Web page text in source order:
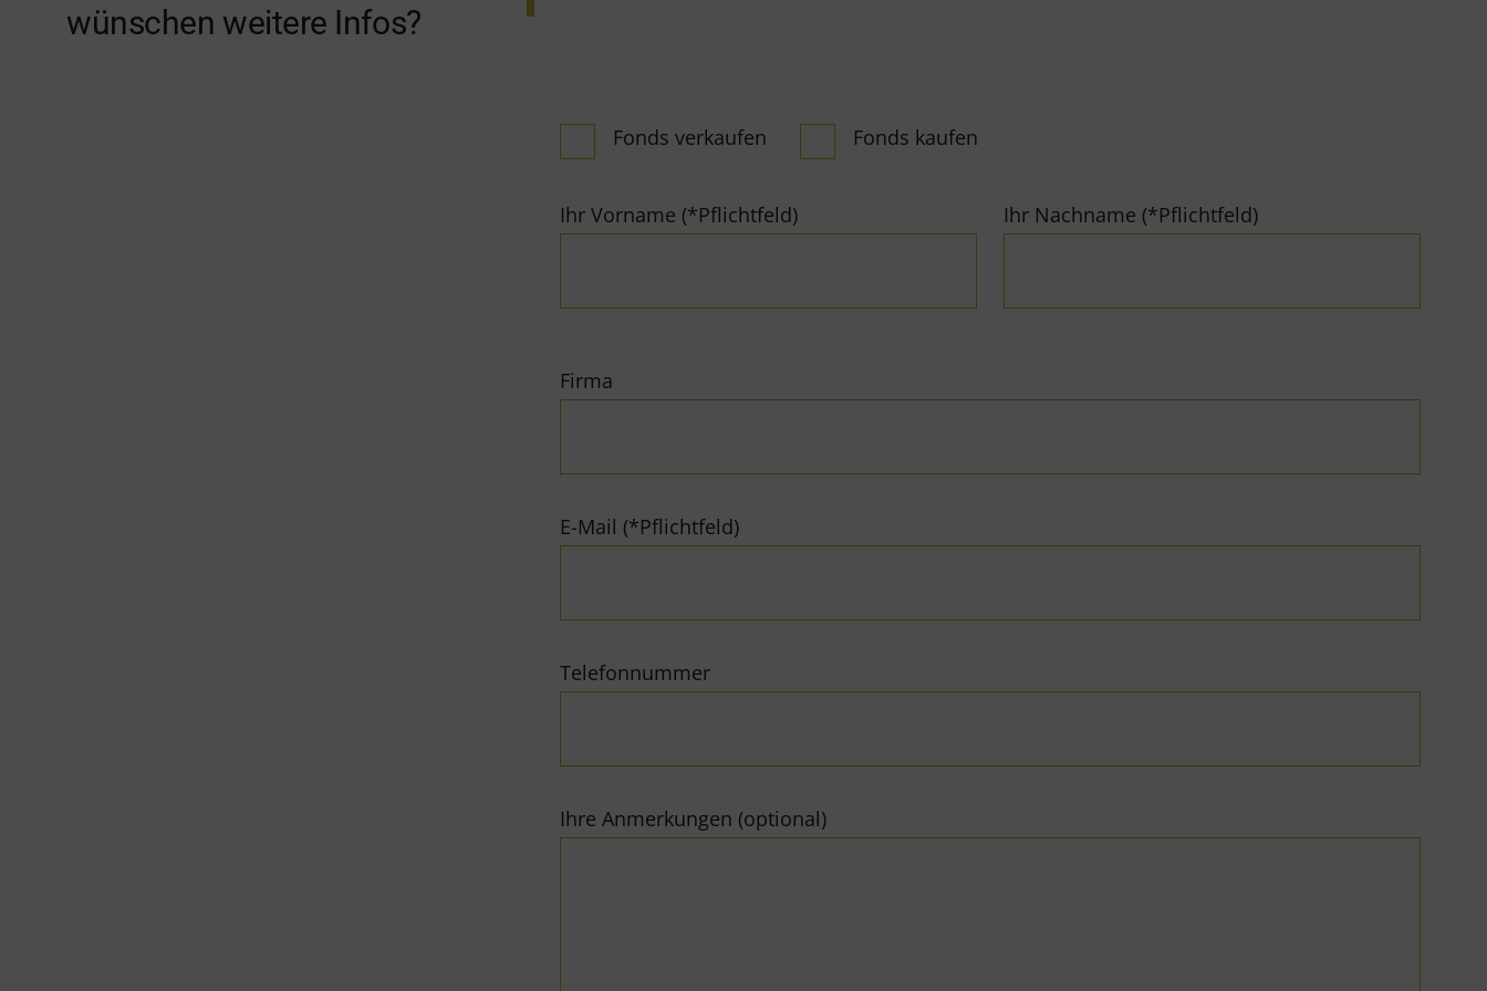
wünschen weitere Infos?
Fonds verkaufen Fonds kaufen
Ihr Vorname (*Pflichtfeld) Ihr Nachname (*Pflichtfeld)
Firma
E-Mail (*Pflichtfeld)
Telefonnummer
Ihre Anmerkungen (optional)